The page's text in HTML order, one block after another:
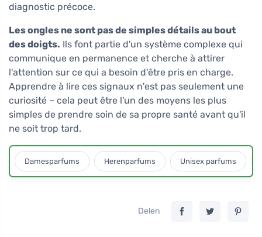
diagnostic précoce.
Les ongles ne sont pas de simples détails au bout
des doigts. Ils font partie d'un système complexe qui
communique en permanence et cherche à attirer
l'attention sur ce qui a besoin d'être pris en charge.
Apprendre à lire ces signaux n'est pas seulement une
curiosité – cela peut être l'un des moyens les plus
simples de prendre soin de sa propre santé avant qu'il
ne soit trop tard.
Damesparfums Herenparfums Unisex parfums
Delen